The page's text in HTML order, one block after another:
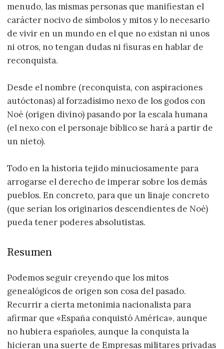
menudo, las mismas personas que manifiestan el
carácter nocivo de símbolos y mitos y lo necesario
de vivir en un mundo en el que no existan ni unos
ni otros, no tengan dudas ni fisuras en hablar de
reconquista.
Desde el nombre (reconquista, con aspiraciones
autóctonas) al forzadísimo nexo de los godos con
Noé (origen divino) pasando por la escala humana
(el nexo con el personaje bíblico se hará a partir de
un nieto).
Todo en la historia tejido minuciosamente para
arrogarse el derecho de imperar sobre los demás
pueblos. En concreto, para que un linaje concreto
(que serían los originarios descendientes de Noé)
pueda tener poderes absolutistas.
Resumen
Podemos seguir creyendo que los mitos
genealógicos de origen son cosa del pasado.
Recurrir a cierta metonimia nacionalista para
afirmar que «España conquistó América», aunque
no hubiera españoles, aunque la conquista la
hicieran una suerte de Empresas militares privadas